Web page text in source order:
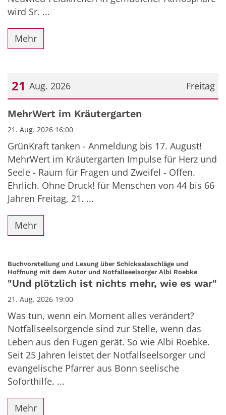
wird Sr. ...
Mehr
Freitag
21 Aug. 2026
Datum: 21. August 2026
MehrWert im Kräutergarten
21. Aug. 2026 16:00
GrünKraft tanken - Anmeldung bis 17. August!
MehrWert im Kräutergarten Impulse für Herz und
Seele - Raum für Fragen und Zweifel - Offen.
Ehrlich. Ohne Druck! für Menschen von 44 bis 66
Jahren Freitag, 21. ...
Mehr
Buchvorstellung und Lesung über Schicksalsschläge und
Hoffnung mit dem Autor und Notfallseelsorger Albi Roebke:
"Und plötzlich ist nichts mehr, wie es war"
21. Aug. 2026 19:00
Was tun, wenn ein Moment alles verändert?
Notfallseelsorgende sind zur Stelle, wenn das
Leben aus den Fugen gerät. So wie Albi Roebke.
Seit 25 Jahren leistet der Notfallseelsorger und
evangelische Pfarrer aus Bonn seelische
Soforthilfe. ...
Mehr